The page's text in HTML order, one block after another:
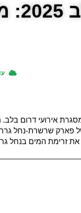
פארק שרשרת-נחל
את זרימת המים